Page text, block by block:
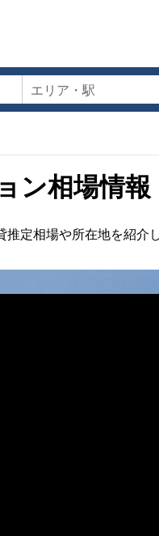
エリア・駅
ン相場情報
定相場や所在地を紹介し